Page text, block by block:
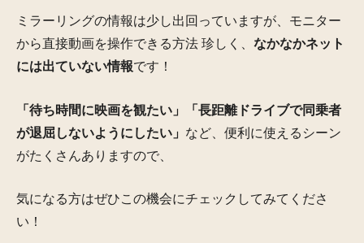
ミラーリングの情報は少し出回っていますが、モニター
から直接動画を操作できる方法 珍しく、 なかなかネット
には出ていない情報です！
「待ち時間に映画を観たい」「長距離ドライブで同乗者
が退屈しないようにしたい」 など、便利に使えるシーン
がたくさんありますので、
気になる方はぜひこの機会にチェックしてみてくださ
い！